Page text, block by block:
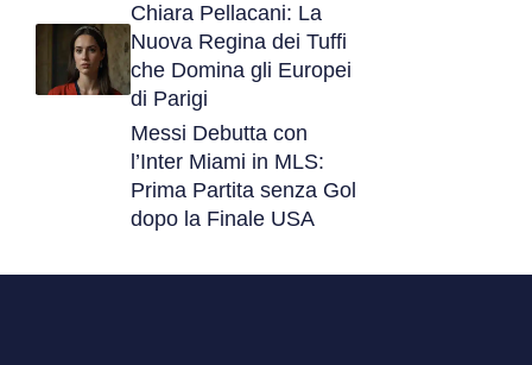
Chiara Pellacani: La
Nuova Regina dei Tuffi
che Domina gli Europei
di Parigi
Messi Debutta con
l’Inter Miami in MLS:
Prima Partita senza Gol
dopo la Finale USA